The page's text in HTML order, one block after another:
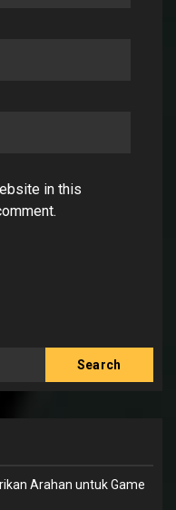
in this
Search
Arahan untuk Game